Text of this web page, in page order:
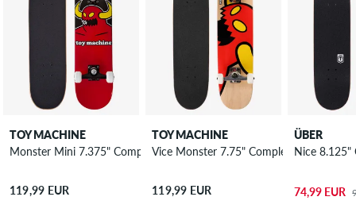
TOY MACHINE
Monster Mini 7.375" Complete-Skateboard
119,99 EUR
TOY MACHINE
Vice Monster 7.75" Complete-Skateboard
119,99 EUR
ÜBER
Nice 8.125"
74,99 EUR